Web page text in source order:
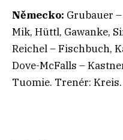
Německo: Grubauer
Mik, Hüttl, Gawanke,
Reichel – Fischbuch,
Dove-McFalls –
Tuomie. Trenér: Kreis.